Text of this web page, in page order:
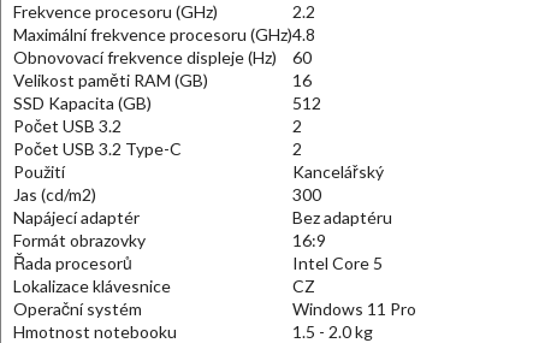
Frekvence procesoru (GHz)
2.2
Maximální frekvence procesoru (GHz)4.8
Obnovovací frekvence displeje (Hz)
60
Velikost paměti RAM (GB)
16
SSD Kapacita (GB)
512
Počet USB 3.2
2
Počet USB 3.2 Type-C
2
Použití
Kancelářský
Jas (cd/m2)
300
Napájecí adaptér
Bez adaptéru
Formát obrazovky
16:9
Řada procesorů
Intel Core 5
Lokalizace klávesnice
CZ
Operační systém
Windows 11 Pro
Hmotnost notebooku
1.5 - 2.0 kg